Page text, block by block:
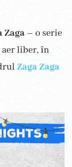
Zaga – o serie
aer liber, în
Zaga Zaga